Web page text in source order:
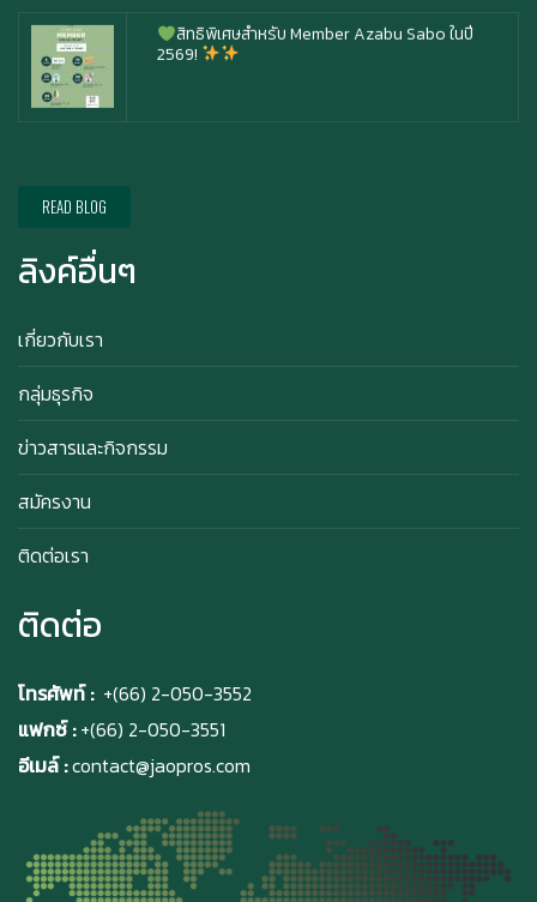
Ice cream for take home and delivery
READ BLOG
ลิงค์อื่นๆ
เกี่ยวกับเรา
กลุ่มธุรกิจ
ข่าวสารและกิจกรรม
สมัครงาน
ติดต่อเรา
ติดต่อ
โทรศัพท์ : +(66) 2-050-3552
แฟกซ์ :+(66) 2-050-3551
อีเมล์ :contact@jaopros.com